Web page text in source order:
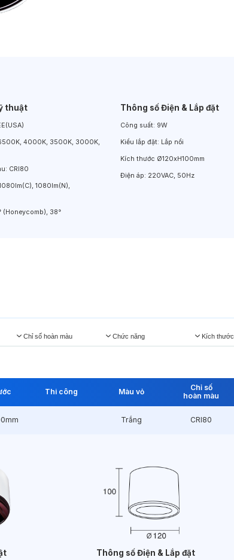
thuật
4000K, 3500K, 3000K,
CRI80
1080lm(N),
(Honeycomb), 38°
Thông số Điện & Lắp đặt
Công suất: 9W
Kiểu lắp đặt: Lắp nổi
Kích thước Ø120xH100mm
Điện áp: 220VAC, 50Hz
Chỉ số hoàn màu Chức năng Kích thước
Thi công Màu vỏ
Chỉ số
hoàn màu
Trắng CRI80
Thông số Điện & Lắp đặt